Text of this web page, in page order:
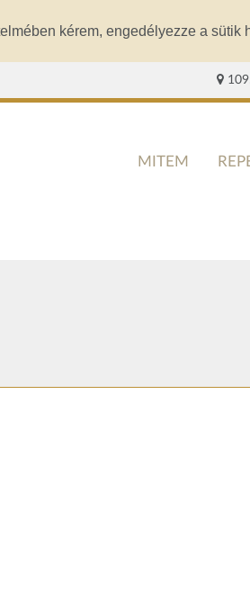
kérem, engedélyezze a sütik
MITEM